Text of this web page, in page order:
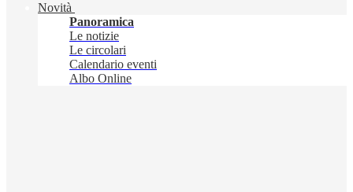
Novità
Panoramica
Le notizie
Le circolari
Calendario eventi
Albo Online